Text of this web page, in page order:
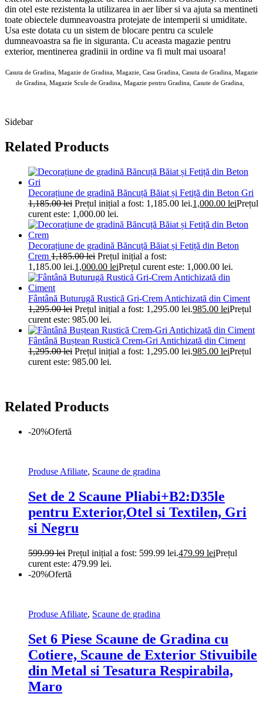
din otel este rezistenta la utilizarea in aer liber si va ajuta sa mentineti
toate obiectele dumneavoastra protejate de intemperii si umiditate.
Usa este dotata cu un sistem de blocare pentru ca sculele
dumneavoastra sa fie in siguranta. Cu aceasta magazie pentru
exterior, mentinerea gradinii in ordine va fi mult mai usoara!
Casuta de Gradina, Magazie de Gradina, Magazie, Casa Gradina, Casuta de Gradina, Magazie
de Gradina, Magazie Scule de Gradina, Magazie pentru Gradina, Casute de Gradina,
Sidebar
Related Products
Decorațiune de gradină Băncuță Băiat și Fetiță din Beton Gri
1,185.00lei Prețul inițial a fost: 1,185.00 lei.1,000.00 leiPrețul
curent este: 1,000.00 lei.
Decorațiune de gradină Băncuță Băiat și Fetiță din Beton
Crem 1,185.00lei Prețul inițial a fost:
1,185.00 lei.1,000.00 leiPrețul curent este: 1,000.00 lei.
Fântână Buturugă Rustică Gri-Crem Antichizată din Ciment
1,295.00lei Prețul inițial a fost: 1,295.00 lei.985.00 leiPrețul
curent este: 985.00 lei.
Fântână Buștean Rustică Crem-Gri Antichizată din Ciment
1,295.00lei Prețul inițial a fost: 1,295.00 lei.985.00 leiPrețul
curent este: 985.00 lei.
Related Products
-20%Ofertă
Produse Afiliate, Scaune de gradina
Set de 2 Scaune Pliabi+B2:D35le
pentru Exterior,Otel si Textilen, Gri
si Negru
599.99lei Prețul inițial a fost: 599.99 lei.479.99 leiPrețul
curent este: 479.99 lei.
-20%Ofertă
Produse Afiliate, Scaune de gradina
Set 6 Piese Scaune de Gradina cu
Cotiere, Scaune de Exterior Stivuibile
din Metal si Tesatura Respirabila,
Maro